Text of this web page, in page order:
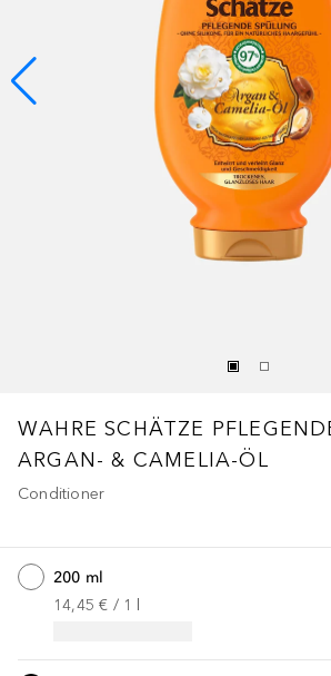
WAHRE SCHÄTZE
ARGAN- & CAMELIA-ÖL
Conditioner
200 ml
14,45 € / 1